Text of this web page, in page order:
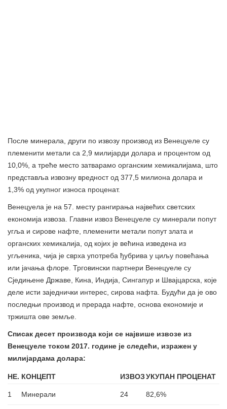
После минерала, други по извозу производ из Венецуеле су
племенити метали са 2,9 милијарди долара и процентом од
10,0%, а треће место затварамо органским хемикалијама, што
представља извозну вредност од 377,5 милиона долара и
1,3% од укупног износа проценат.
Венецуела је на 57. месту рангирања највећих светских
економија извоза. Главни извоз Венецуеле су минерали попут
угља и сирове нафте, племенити метали попут злата и
органских хемикалија, од којих је већина изведена из
угљеника, чија је сврха употреба ђубрива у циљу повећања
или јачања флоре. Трговински партнери Венецуеле су
Сједињене Државе, Кина, Индија, Сингапур и Швајцарска, које
деле исти заједнички интерес, сирова нафта. Будући да је ово
последњи производ и прерада нафте, основа економије и
тржишта ове земље.
Списак десет производа који се највише извозе из
Венецуеле током 2017. године је следећи, изражен у
милијардама долара:
НЕ. КОНЦЕПТ ИЗВОЗУКУПАН ПРОЦЕНАТ
1 Минерали 24 82,6%